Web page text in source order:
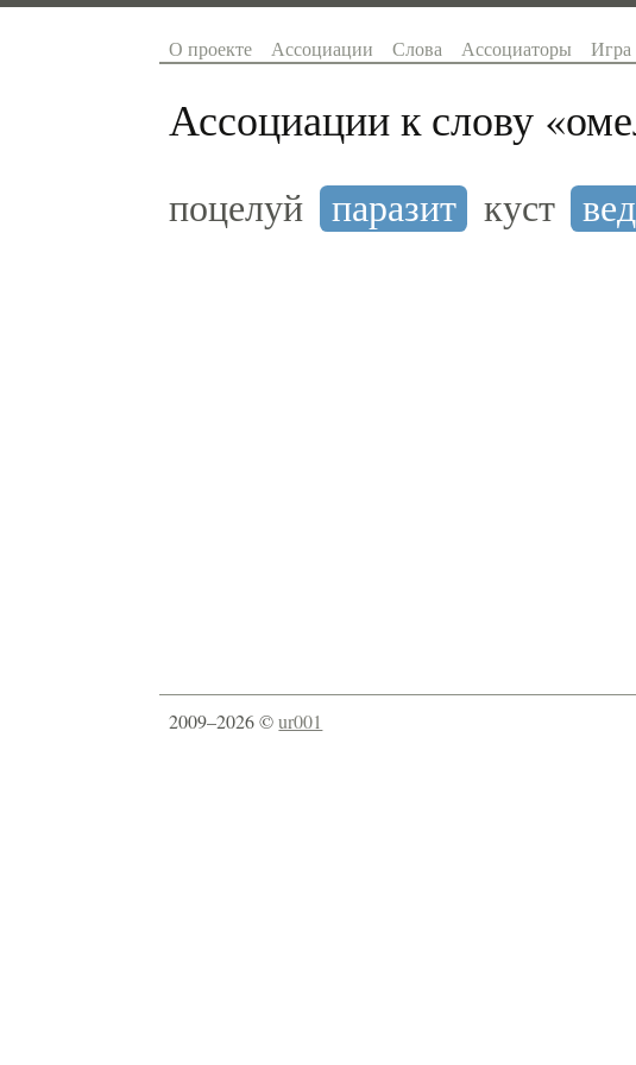
О проекте Ассоциации Слова Ассоциаторы Игра
Ассоциации к слову «
поцелуй паразит куст
2009–2026 ©ur001